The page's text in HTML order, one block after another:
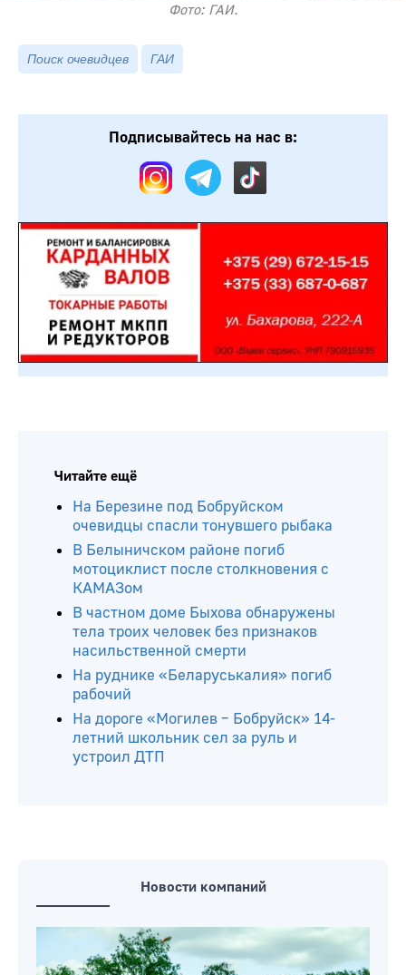
Фото: ГАИ.
Поиск очевидцев ГАИ
Подписывайтесь на нас в:
Читайте ещё
На Березине под Бобруйском
очевидцы спасли тонувшего рыбака
В Белыничском районе погиб
мотоциклист после столкновения с
КАМАЗом
В частном доме Быхова обнаружены
тела троих человек без признаков
насильственной смерти
На руднике «Беларуськалия» погиб
рабочий
На дороге «Могилев – Бобруйск» 14-
летний школьник сел за руль и
устроил ДТП
Новости компаний